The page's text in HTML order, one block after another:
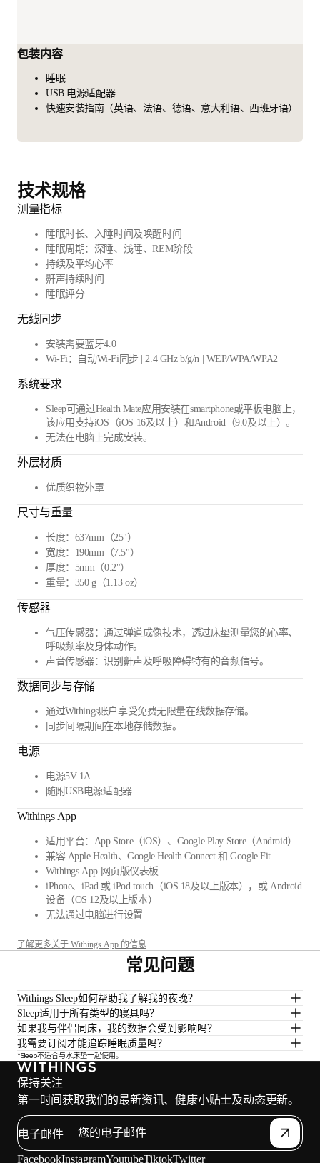
包装内容
睡眠
USB 电源适配器
快速安装指南（英语、法语、德语、意大利语、西班牙语）
技术规格
测量指标
睡眠时长、入睡时间及唤醒时间
睡眠周期：深睡、浅睡、REM阶段
持续及平均心率
鼾声持续时间
睡眠评分
无线同步
安装需要蓝牙4.0
Wi-Fi：自动Wi-Fi同步 | 2.4 GHz b/g/n | WEP/WPA/WPA2
系统要求
Sleep可通过Health Mate应用安装在smartphone或平板电脑上，
该应用支持iOS（iOS 16及以上）和Android（9.0及以上）。
无法在电脑上完成安装。
外层材质
优质织物外罩
尺寸与重量
长度：637mm（25"）
宽度：190mm（7.5"）
厚度：5mm（0.2"）
重量：350 g（1.13 oz）
传感器
气压传感器：通过弹道成像技术，透过床垫测量您的心率、
呼吸频率及身体动作。
声音传感器：识别鼾声及呼吸障碍特有的音频信号。
数据同步与存储
通过Withings账户享受免费无限量在线数据存储。
同步间隔期间在本地存储数据。
电源
电源5V 1A
随附USB电源适配器
Withings App
适用平台：App Store（iOS）、Google Play Store（Android）
兼容 Apple Health、Google Health Connect 和 Google Fit
Withings App 网页版仪表板
iPhone、iPad 或 iPod touch（iOS 18及以上版本），或 Android
设备（OS 12及以上版本）
无法通过电脑进行设置
了解更多关于 Withings App 的信息
常见问题
Withings Sleep如何帮助我了解我的夜晚？
Sleep适用于所有类型的寝具吗？
如果我与伴侣同床，我的数据会受到影响吗？
我需要订阅才能追踪睡眠质量吗？
*Sleep不适合与水床垫一起使用。
保持关注
第一时间获取我们的最新资讯、健康小贴士及动态更新。
电子邮件
FacebookInstagramYoutubeTiktokTwitter